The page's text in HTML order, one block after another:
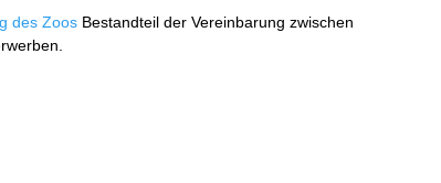
des ZoosBestandteil der Vereinbarung zwischen